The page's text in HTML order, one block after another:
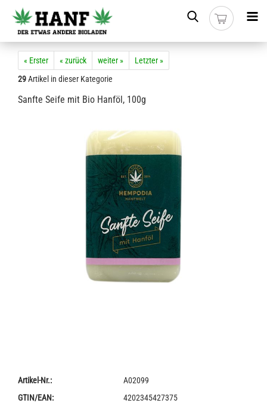
« Erster « zurück weiter »
Letzter »
29Artikel in dieser Kategorie
Sanfte Seife mit Bio Hanföl, 100g
Artikel-Nr.:
A02099
GTIN/EAN:
4202345427375